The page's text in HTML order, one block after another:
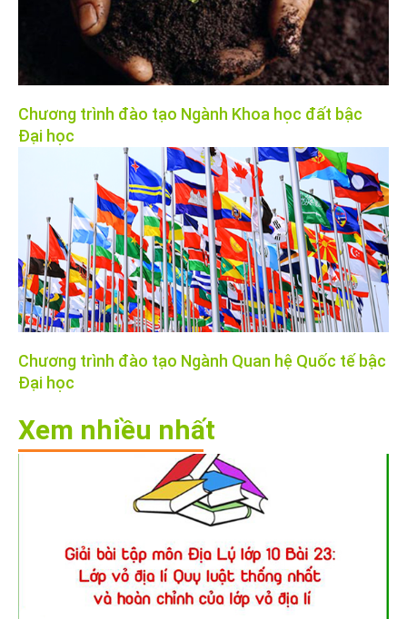
Chương trình đào tạo Ngành Khoa học đất bậc
Đại học
Chương trình đào tạo Ngành Quan hệ Quốc tế bậc
Đại học
Xem nhiều nhất